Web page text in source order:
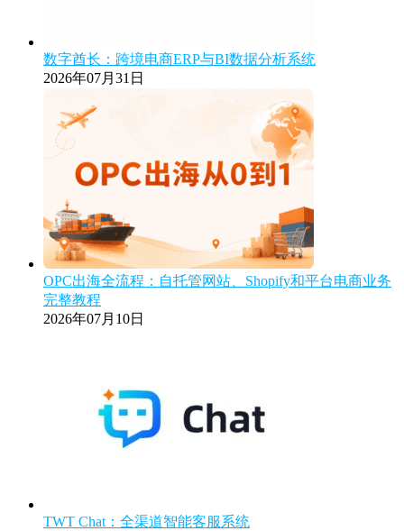
数字酋长：跨境电商ERP与BI数据分析系统
2026年07月31日
OPC出海全流程：自托管网站、Shopify和平台电商业务
完整教程
2026年07月10日
TWT Chat：全渠道智能客服系统